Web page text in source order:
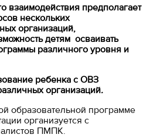
взаимодействия предполагает
нескольких
организаций,
детям осваивать
различного уровня и
ребенка с ОВЗ
организаций.
образовательной программе
организуется с
ПМПК.